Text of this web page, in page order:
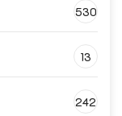
530
13
242